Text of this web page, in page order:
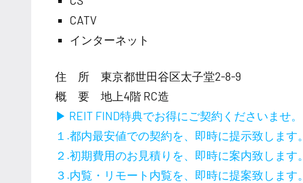
CATV
インターネット
住 所 東京都世田谷区太子堂2-8-9
概 要 地上4階 RC造
▶ REIT FIND特典でお得にご契約くださいませ。
１.都内最安値での契約を、即時に提示致します。
２.初期費用のお見積りを、即時に案内致します。
３.内覧・リモート内覧を、即時に提案致します。